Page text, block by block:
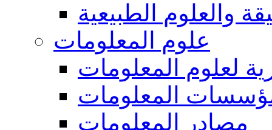
والعلوم الطبيعية
علوم المعلومات
لعلوم المعلومات
المعلومات
مصادر المعلومات